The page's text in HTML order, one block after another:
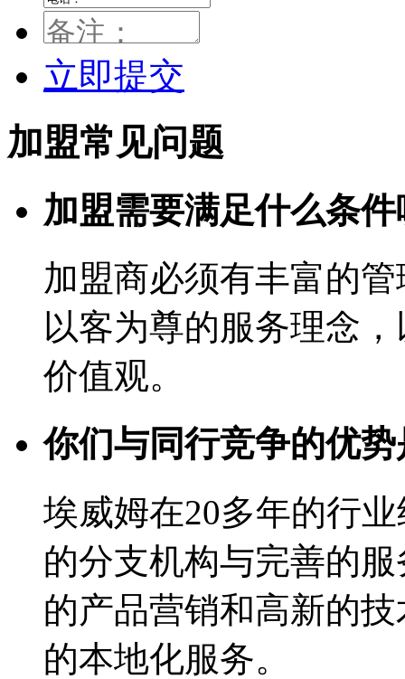
立即提交
加盟常见问题
加盟需要满足什么条件
加盟商必须有丰富的
以客为尊的服务理念
价值观。
你们与同行竞争的优
埃威姆在20多年的行
的分支机构与完善的
的产品营销和高新的
的本地化服务。